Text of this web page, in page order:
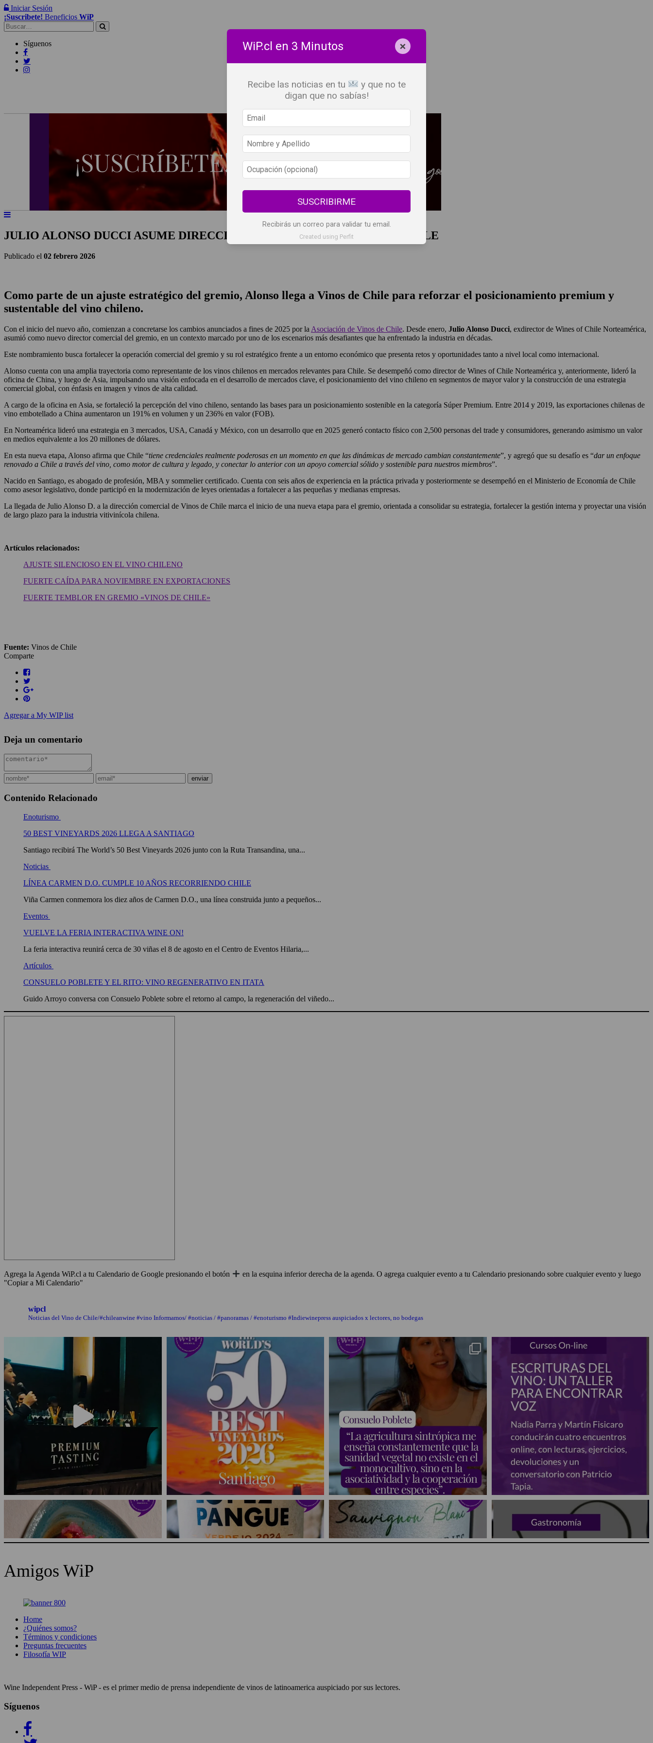
Iniciar Sesión
¡Suscribete! Beneficios WiP
Buscar:
Síguenos
JULIO ALONSO DUCCI ASUME DIRECCIÓN COMERCIAL EN VINOS DE CHILE
Publicado el 02 febrero 2026
Como parte de un ajuste estratégico del gremio, Alonso llega a Vinos de Chile para reforzar el posicionamiento premium y
sustentable del vino chileno.
Con el inicio del nuevo año, comienzan a concretarse los cambios anunciados a fines de 2025 por la Asociación de Vinos de Chile. Desde enero, Julio Alonso Ducci, exdirector de Wines of Chile Norteamérica,
asumió como nuevo director comercial del gremio, en un contexto marcado por uno de los escenarios más desafiantes que ha enfrentado la industria en décadas.
Este nombramiento busca fortalecer la operación comercial del gremio y su rol estratégico frente a un entorno económico que presenta retos y oportunidades tanto a nivel local como internacional.
Alonso cuenta con una amplia trayectoria como representante de los vinos chilenos en mercados relevantes para Chile. Se desempeñó como director de Wines of Chile Norteamérica y, anteriormente, lideró la
oficina de China, y luego de Asia, impulsando una visión enfocada en el desarrollo de mercados clave, el posicionamiento del vino chileno en segmentos de mayor valor y la construcción de una estrategia
comercial global, con énfasis en imagen y vinos de alta calidad.
A cargo de la oficina en Asia, se fortaleció la percepción del vino chileno, sentando las bases para un posicionamiento sostenible en la categoría Súper Premium. Entre 2014 y 2019, las exportaciones chilenas de
vino embotellado a China aumentaron un 191% en volumen y un 236% en valor (FOB).
En Norteamérica lideró una estrategia en 3 mercados, USA, Canadá y México, con un desarrollo que en 2025 generó contacto físico con 2,500 personas del trade y consumidores, generando asimismo un valor
en medios equivalente a los 20 millones de dólares.
En esta nueva etapa, Alonso afirma que Chile “tiene credenciales realmente poderosas en un momento en que las dinámicas de mercado cambian constantemente”, y agregó que su desafío es “dar un enfoque
renovado a Chile a través del vino, como motor de cultura y legado, y conectar lo anterior con un apoyo comercial sólido y sostenible para nuestros miembros”.
Nacido en Santiago, es abogado de profesión, MBA y sommelier certificado. Cuenta con seis años de experiencia en la práctica privada y posteriormente se desempeñó en el Ministerio de Economía de Chile
como asesor legislativo, donde participó en la modernización de leyes orientadas a fortalecer a las pequeñas y medianas empresas.
La llegada de Julio Alonso D. a la dirección comercial de Vinos de Chile marca el inicio de una nueva etapa para el gremio, orientada a consolidar su estrategia, fortalecer la gestión interna y proyectar una visión
de largo plazo para la industria vitivinícola chilena.
Artículos relacionados:
AJUSTE SILENCIOSO EN EL VINO CHILENO
FUERTE CAÍDA PARA NOVIEMBRE EN EXPORTACIONES
FUERTE TEMBLOR EN GREMIO «VINOS DE CHILE»
Fuente: Vinos de Chile
Comparte
Agregar a My WIP list
Deja un comentario
Contenido Relacionado
Enoturismo
50 BEST VINEYARDS 2026 LLEGA A SANTIAGO
Santiago recibirá The World’s 50 Best Vineyards 2026 junto con la Ruta Transandina, una...
Noticias
LÍNEA CARMEN D.O. CUMPLE 10 AÑOS RECORRIENDO CHILE
Viña Carmen conmemora los diez años de Carmen D.O., una línea construida junto a pequeños...
Eventos
VUELVE LA FERIA INTERACTIVA WINE ON!
La feria interactiva reunirá cerca de 30 viñas el 8 de agosto en el Centro de Eventos Hilaria,...
Artículos
CONSUELO POBLETE Y EL RITO: VINO REGENERATIVO EN ITATA
Guido Arroyo conversa con Consuelo Poblete sobre el retorno al campo, la regeneración del viñedo...
Agrega la Agenda WiP.cl a tu Calendario de Google presionando el botón
en la esquina inferior derecha de la agenda. O agrega cualquier evento a tu Calendario presionando sobre cualquier evento y luego
"Copiar a Mi Calendario"
wipcl
Noticias del Vino de Chile/#chileanwine #vino Informamos/ #noticias / #panoramas / #enoturismo #Indiewinepress auspiciados x lectores, no bodegas
Amigos WiP
Home
¿Quiénes somos?
Términos y condiciones
Preguntas frecuentes
Filosofía WIP
Wine Independent Press - WiP - es el primer medio de prensa independiente de vinos de latinoamerica auspiciado por sus lectores.
Síguenos
WiP.cl en 3 Minutos ×
Recibe las noticias en tu
y que no te
digan que no sabías!
SUSCRIBIRME
Recibirás un correo para validar tu email.
Created using Perfit